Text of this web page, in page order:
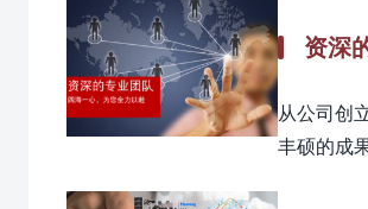
资深
从公司创
丰硕的成